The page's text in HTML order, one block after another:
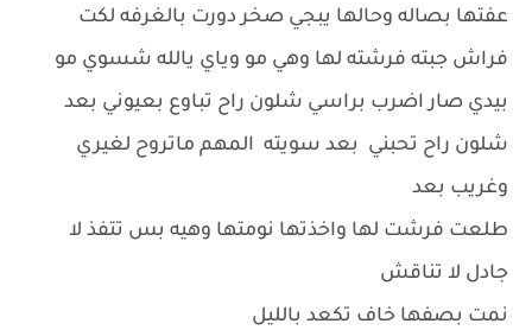
عفتها بصاله وحالها يبجي صخر دورت بالغرفه لكت
فراش جبته فرشته لها وهي مو وياي يالله شسوي مو
بيدي صار اضرب براسي شلون راح تباوع بعيوني بعد
شلون راح تحبني بعد سويته المهم ماتروح لغيري
وغريب بعد
طلعت فرشت لها واخذتها نومتها وهيه بس تتفذ لا
جادل لا تناقش
نمت بصفها خاف تكعد بالليل